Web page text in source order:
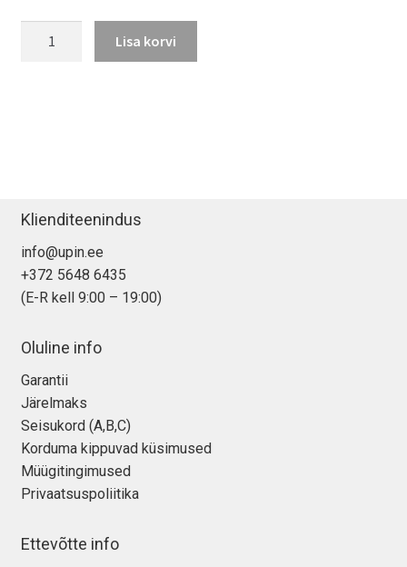
Lisa korvi
Klienditeenindus
info@upin.ee
+372 5648 6435
(E-R kell 9:00 – 19:00)
Oluline info
Garantii
Järelmaks
Seisukord (A,B,C)
Korduma kippuvad küsimused
Müügitingimused
Privaatsuspoliitika
Ettevõtte info